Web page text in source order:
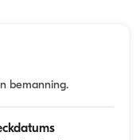
bemanning.